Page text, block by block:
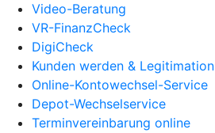
Video-Beratung
VR-FinanzCheck
DigiCheck
Kunden werden & Legitimation
Online-Kontowechsel-Service
Depot-Wechselservice
Terminvereinbarung online